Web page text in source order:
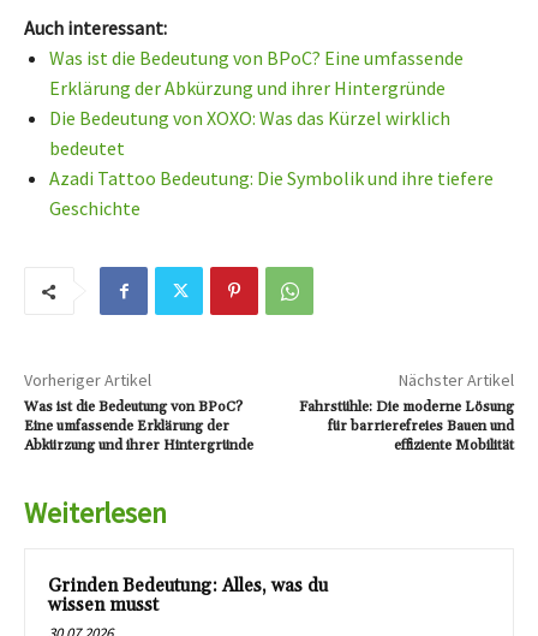
Auch interessant:
Was ist die Bedeutung von BPoC? Eine umfassende
Erklärung der Abkürzung und ihrer Hintergründe
Die Bedeutung von XOXO: Was das Kürzel wirklich
bedeutet
Azadi Tattoo Bedeutung: Die Symbolik und ihre tiefere
Geschichte
Vorheriger Artikel
Was ist die Bedeutung von BPoC?
Eine umfassende Erklärung der
Abkürzung und ihrer Hintergründe
Nächster Artikel
Fahrstühle: Die moderne Lösung
für barrierefreies Bauen und
effiziente Mobilität
Weiterlesen
Grinden Bedeutung: Alles, was du
wissen musst